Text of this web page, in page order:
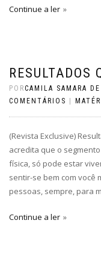
Continue a ler
RESULTADOS
PORCAMILA SAMARA
COMENTÁRIOS
(Revista Exclusive)
acredita que o
física, só pode estar
sentir-se bem com você
pessoas, sempre, para
Continue a ler